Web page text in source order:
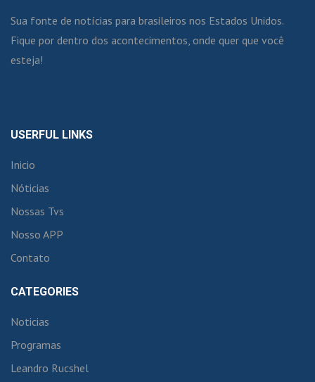
Sua fonte de notícias para brasileiros nos Estados Unidos.
Fique por dentro dos acontecimentos, onde quer que você
esteja!
USERFUL LINKS
Inicio
Nóticias
Nossas Tvs
Nosso APP
Contato
CATEGORIES
Noticias
Programas
Leandro Rucshel